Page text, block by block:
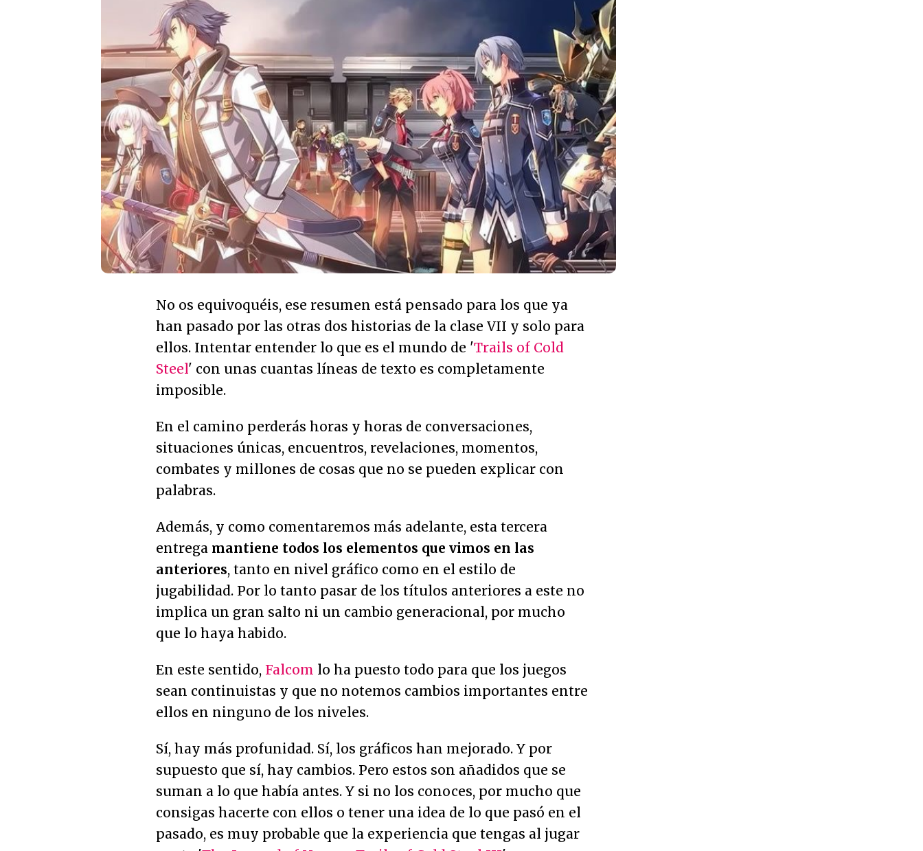
No os equivoquéis, ese resumen está pensado para los que ya
han pasado por las otras dos historias de la clase VII y solo para
ellos. Intentar entender lo que es el mundo de 'Trails of Cold
Steel' con unas cuantas líneas de texto es completamente
imposible.
En el camino perderás horas y horas de conversaciones,
situaciones únicas, encuentros, revelaciones, momentos,
combates y millones de cosas que no se pueden explicar con
palabras.
Además, y como comentaremos más adelante, esta tercera
entrega mantiene todos los elementos que vimos en las
anteriores, tanto en nivel gráfico como en el estilo de
jugabilidad. Por lo tanto pasar de los títulos anteriores a este no
implica un gran salto ni un cambio generacional, por mucho
que lo haya habido.
En este sentido, Falcom lo ha puesto todo para que los juegos
sean continuistas y que no notemos cambios importantes entre
ellos en ninguno de los niveles.
Sí, hay más profunidad. Sí, los gráficos han mejorado. Y por
supuesto que sí, hay cambios. Pero estos son añadidos que se
suman a lo que había antes. Y si no los conoces, por mucho que
consigas hacerte con ellos o tener una idea de lo que pasó en el
pasado, es muy probable que la experiencia que tengas al jugar